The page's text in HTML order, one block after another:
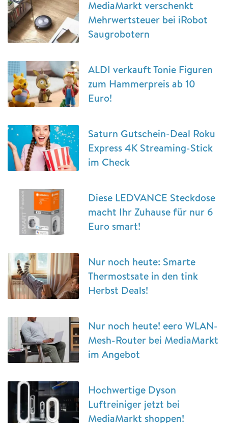
MediaMarkt verschenkt
Mehrwertsteuer bei iRobot
Saugrobotern
ALDI verkauft Tonie Figuren
zum Hammerpreis ab 10
Euro!
Saturn Gutschein-Deal Roku
Express 4K Streaming-Stick
im Check
Diese LEDVANCE Steckdose
macht Ihr Zuhause für nur 6
Euro smart!
Nur noch heute: Smarte
Thermostsate in den tink
Herbst Deals!
Nur noch heute! eero WLAN-
Mesh-Router bei MediaMarkt
im Angebot
Hochwertige Dyson
Luftreiniger jetzt bei
MediaMarkt shoppen!